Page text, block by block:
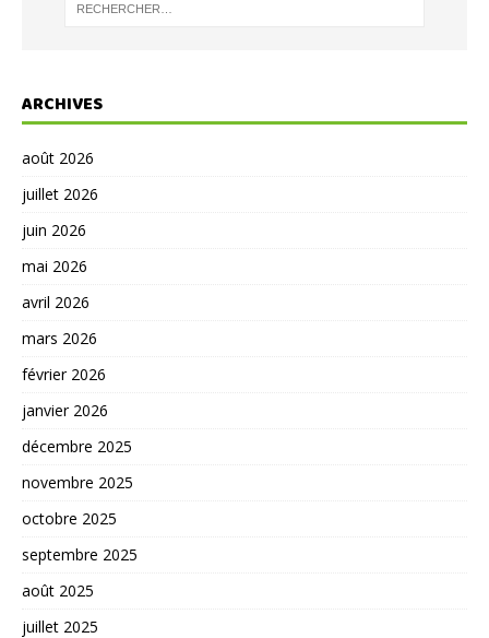
ARCHIVES
août 2026
juillet 2026
juin 2026
mai 2026
avril 2026
mars 2026
février 2026
janvier 2026
décembre 2025
novembre 2025
octobre 2025
septembre 2025
août 2025
juillet 2025